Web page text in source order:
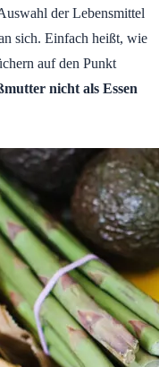
der Lebensmittel
sich. Einfach heißt, wie
auf den Punkt
nicht als Essen